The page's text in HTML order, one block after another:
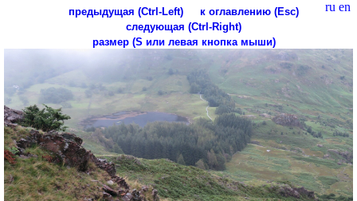
ru en
предыдущая (Ctrl-Left)
к оглавлению (Esc)
следующая (Ctrl-Right)
размер (S или левая кнопка мыши)